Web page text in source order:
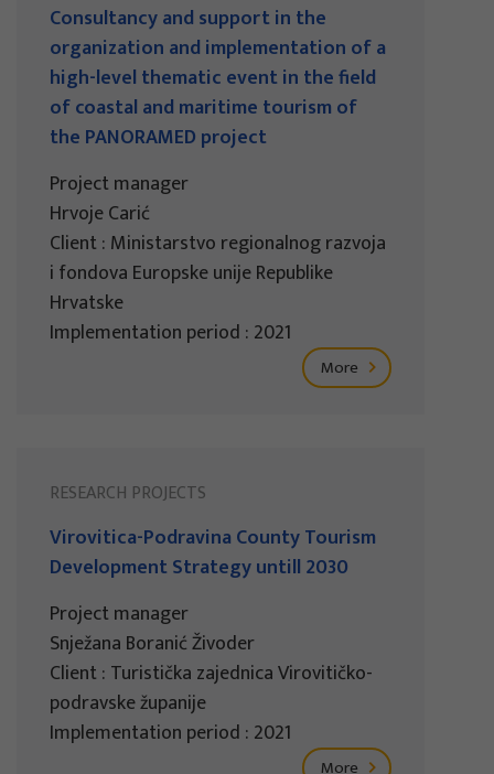
Consultancy and support in the
organization and implementation of a
high-level thematic event in the field
of coastal and maritime tourism of
the PANORAMED project
Project manager
Hrvoje Carić
Client : Ministarstvo regionalnog razvoja
i fondova Europske unije Republike
Hrvatske
Implementation period : 2021
More
RESEARCH PROJECTS
Virovitica-Podravina County Tourism
Development Strategy untill 2030
Project manager
Snježana Boranić Živoder
Client : Turistička zajednica Virovitičko-
podravske županije
Implementation period : 2021
More